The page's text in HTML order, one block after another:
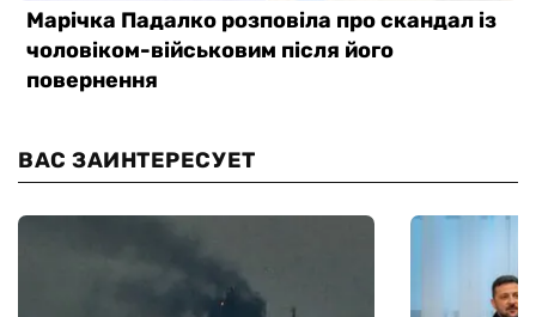
ВАС ЗАИНТЕРЕСУЕТ